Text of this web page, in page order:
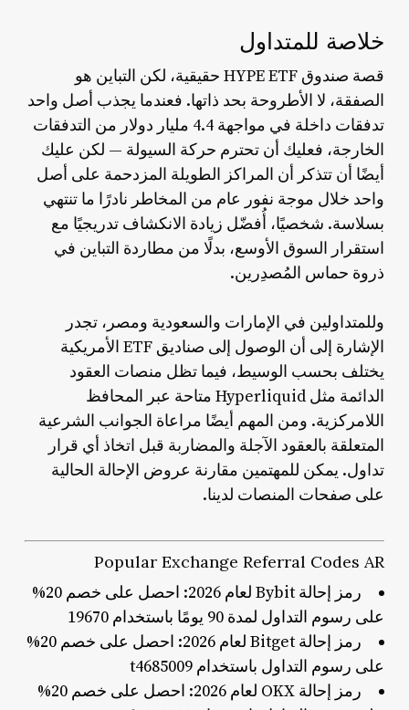
خلاصة للمتداول
قصة صندوق HYPE ETF حقيقية، لكن التباين هو
الصفقة، لا الأطروحة بحد ذاتها. فعندما يجذب أصل واحد
تدفقات داخلة في مواجهة 4.4 مليار دولار من التدفقات
الخارجة، فعليك أن تحترم حركة السيولة — لكن عليك
أيضًا أن تتذكر أن المراكز الطويلة المزدحمة على أصل
واحد خلال موجة نفور عام من المخاطر نادرًا ما تنتهي
بسلاسة. شخصيًا، أُفضّل زيادة الانكشاف تدريجيًا مع
استقرار السوق الأوسع، بدلًا من مطاردة التباين في
ذروة حماس المُصدِرين.
وللمتداولين في الإمارات والسعودية ومصر، تجدر
الإشارة إلى أن الوصول إلى صناديق ETF الأمريكية
يختلف بحسب الوسيط، فيما تظل منصات العقود
الدائمة مثل Hyperliquid متاحة عبر المحافظ
اللامركزية. ومن المهم أيضًا مراعاة الجوانب الشرعية
المتعلقة بالعقود الآجلة والمضاربة قبل اتخاذ أي قرار
تداول. يمكن للمهتمين مقارنة عروض الإحالة الحالية
على صفحات المنصات لدينا.
Popular Exchange Referral Codes AR
رمز إحالة Bybit لعام 2026: احصل على خصم 20%
على رسوم التداول لمدة 90 يومًا باستخدام 19670
رمز إحالة Bitget لعام 2026: احصل على خصم 20%
على رسوم التداول باستخدام t4685009
رمز إحالة OKX لعام 2026: احصل على خصم 20%